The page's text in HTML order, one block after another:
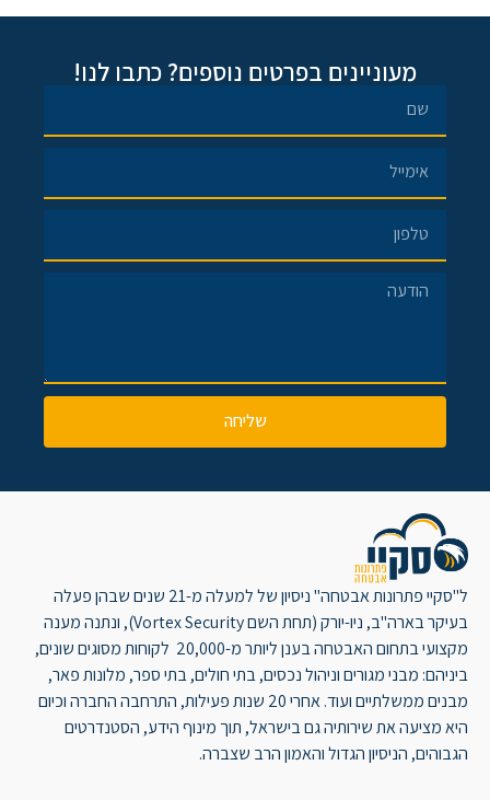
מעוניינים בפרטים נוספים? כתבו לנו!
שליחה
ל"סקיי פתרונות אבטחה" ניסיון של למעלה מ-21 שנים שבהן פעלה
בעיקר בארה"ב, ניו-יורק (תחת השם Vortex Security), ונתנה מענה
מקצועי בתחום האבטחה בענן ליותר מ-20,000 לקוחות מסוגים שונים,
ביניהם: מבני מגורים וניהול נכסים, בתי חולים, בתי ספר, מלונות פאר,
מבנים ממשלתיים ועוד. אחרי 20 שנות פעילות, התרחבה החברה וכיום
היא מציעה את שירותיה גם בישראל, תוך מינוף הידע, הסטנדרטים
הגבוהים, הניסיון הגדול והאמון הרב שצברה.